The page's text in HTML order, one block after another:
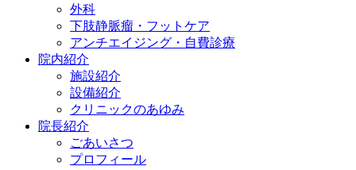
外科
下肢静脈瘤・フットケア
アンチエイジング・自費診療
院内紹介
施設紹介
設備紹介
クリニックのあゆみ
院長紹介
ごあいさつ
プロフィール